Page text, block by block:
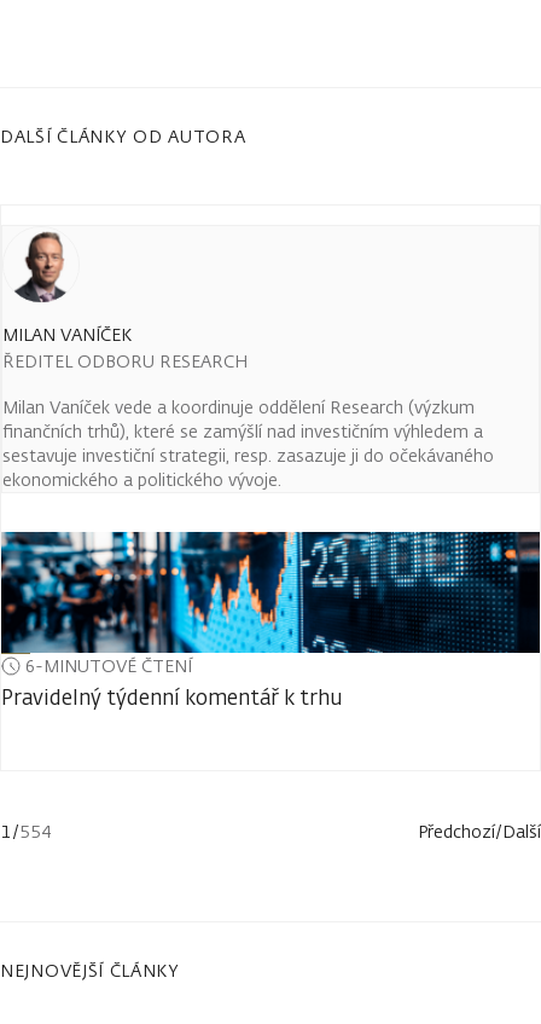
DALŠÍ ČLÁNKY OD AUTORA
MILAN VANÍČEK
ŘEDITEL ODBORU RESEARCH
Milan Vaníček vede a koordinuje oddělení Research (výzkum
finančních trhů), které se zamýšlí nad investičním výhledem a
sestavuje investiční strategii, resp. zasazuje ji do očekávaného
ekonomického a politického vývoje.
6-MINUTOVÉ ČTENÍ
Pravidelný týdenní komentář k trhu
1/554 Předchozí/Další
NEJNOVĚJŠÍ ČLÁNKY